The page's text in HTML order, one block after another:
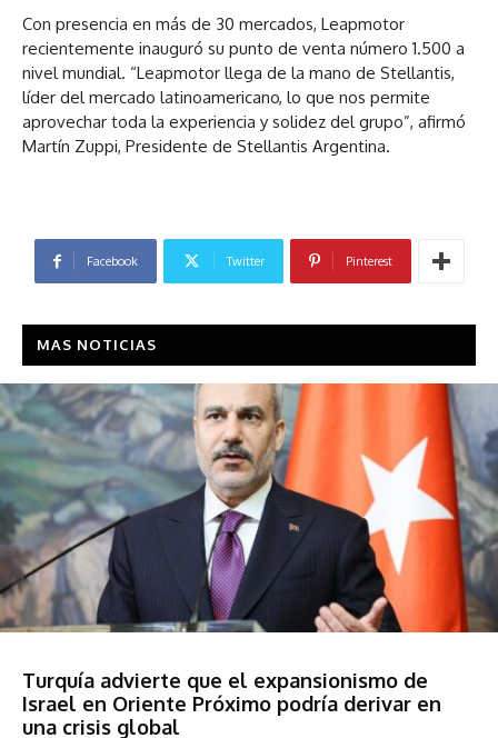
Con presencia en más de 30 mercados, Leapmotor
recientemente inauguró su punto de venta número 1.500 a
nivel mundial. “Leapmotor llega de la mano de Stellantis,
líder del mercado latinoamericano, lo que nos permite
aprovechar toda la experiencia y solidez del grupo”, afirmó
Martín Zuppi, Presidente de Stellantis Argentina.
Facebook Twitter Pinterest
MAS NOTICIAS
Turquía advierte que el expansionismo de
Israel en Oriente Próximo podría derivar en
una crisis global